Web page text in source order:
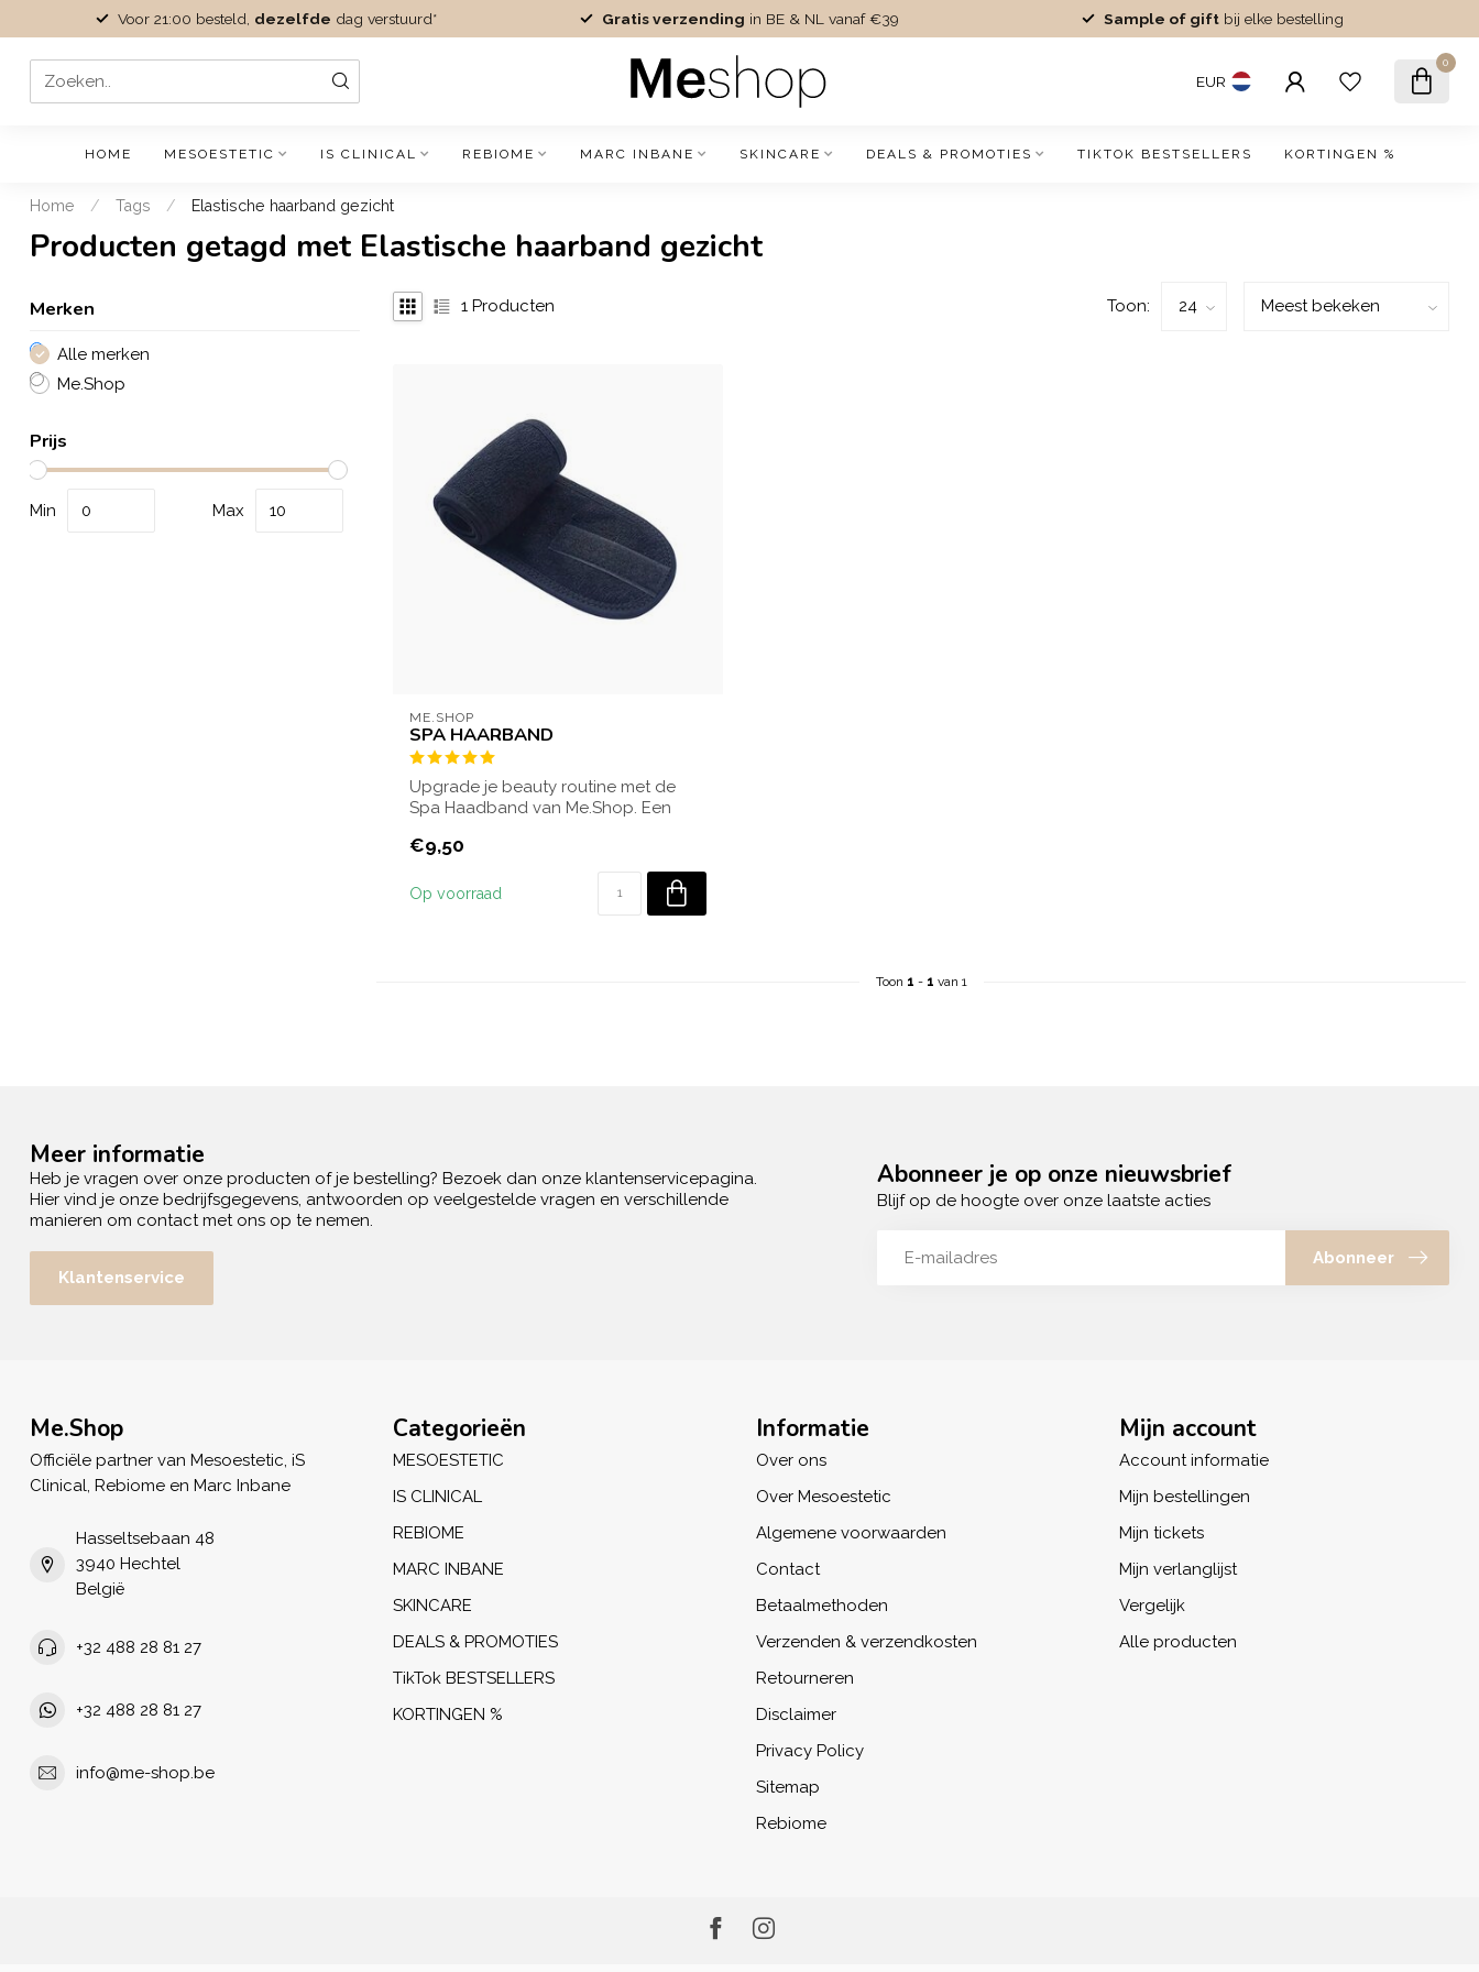
Voor 21:00 besteld, dezelfde dag verstuurd* Gratis verzending in BE & NL vanaf €39 Sample of gift bij elke bestelling
EUR
0
HOME MESOESTETIC IS CLINICAL REBIOME MARC INBANE SKINCARE DEALS & PROMOTIES TIKTOK BESTSELLERS KORTINGEN %
Home / Tags / Elastische haarband gezicht
Producten getagd met Elastische haarband gezicht
Merken
Alle merken
Me.Shop
Prijs
Min Max
1 Producten Toon:
ME.SHOP
SPA HAARBAND
Upgrade je beauty routine met de
Spa Haadband van Me.Shop. Een
€9,50
Op voorraad
Toon 1 - 1 van 1
Meer informatie
Heb je vragen over onze producten of je bestelling? Bezoek dan onze klantenservicepagina.
Hier vind je onze bedrijfsgegevens, antwoorden op veelgestelde vragen en verschillende
manieren om contact met ons op te nemen.
Klantenservice
Abonneer je op onze nieuwsbrief
Blijf op de hoogte over onze laatste acties
Abonneer
Me.Shop
Officiële partner van Mesoestetic, iS
Clinical, Rebiome en Marc Inbane
Hasseltsebaan 48
3940 Hechtel
België
+32 488 28 81 27
+32 488 28 81 27
info@me-shop.be
Categorieën
MESOESTETIC
IS CLINICAL
REBIOME
MARC INBANE
SKINCARE
DEALS & PROMOTIES
TikTok BESTSELLERS
KORTINGEN %
Informatie
Over ons
Over Mesoestetic
Algemene voorwaarden
Contact
Betaalmethoden
Verzenden & verzendkosten
Retourneren
Disclaimer
Privacy Policy
Sitemap
Rebiome
Mijn account
Account informatie
Mijn bestellingen
Mijn tickets
Mijn verlanglijst
Vergelijk
Alle producten